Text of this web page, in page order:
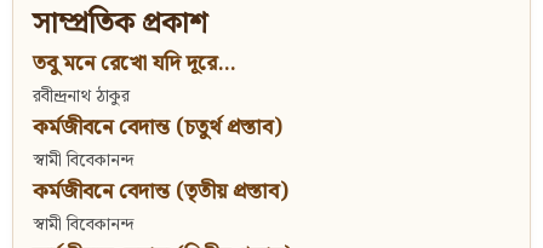
সাম্প্রতিক প্রকাশ
তবু মনে রেখো যদি দূরে...
রবীন্দ্রনাথ ঠাকুর
কর্মজীবনে বেদান্ত (চতুর্থ প্রস্তাব)
স্বামী বিবেকানন্দ
কর্মজীবনে বেদান্ত (তৃতীয় প্রস্তাব)
স্বামী বিবেকানন্দ